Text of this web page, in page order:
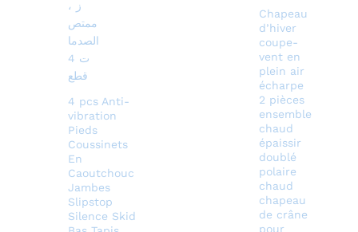
4 pcs Anti-
vibration
Pieds
Coussinets
En
Caoutchouc
Jambes
Slipstop
Silence Skid
Chapeau
d’hiver
coupe-
vent en
plein air
écharpe
2 pièces
ensemble
chaud
épaissir
doublé
polaire
chaud
chapeau
de crâne
pour